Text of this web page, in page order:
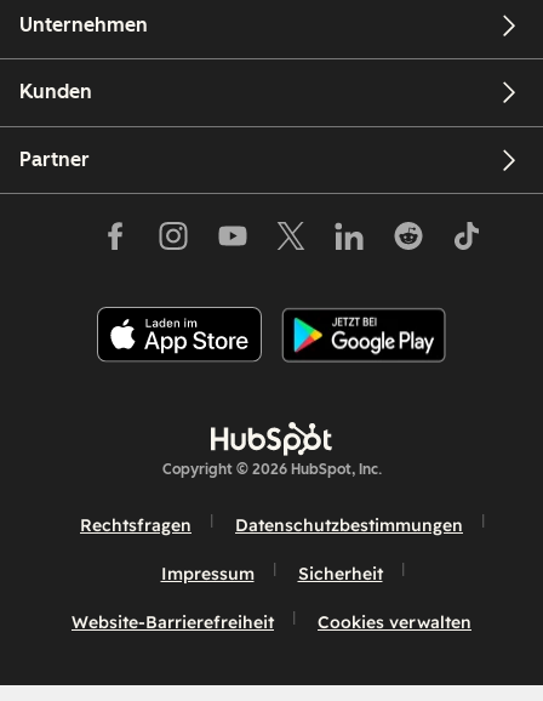
Unternehmen
Kunden
Partner
Copyright © 2026 HubSpot, Inc.
Rechtsfragen Datenschutzbestimmungen
Impressum Sicherheit
Website-Barrierefreiheit Cookies verwalten